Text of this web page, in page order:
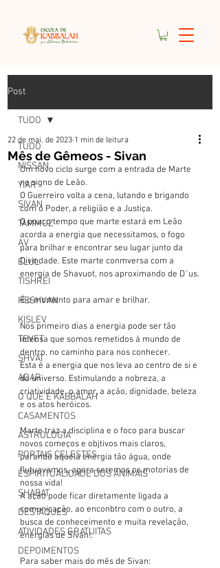
Post
TUDO
NISSAN
YIAR
SIVAN
TAMMUZ
AV
ELUL
TISHREI
HESHVAN
KISLEV
TEVET
SHVAT
ADAR
O QUE É KABBALAH
CASAMENTOS
ASTROLOGIA
PORTAIS CELESTES
ESPIRITUALIDADE DOS ANIMAIS
SHABAT
DESTAQUES
ATIVIDADES GRATUITAS
DEPOIMENTOS
TUDO
Mês de Gêmeos - Sivan
22 de mai. de 2023 1 min de leitura
Um novo ciclo surge com a entrada de Marte
no signo de Leão.
O Guerreiro volta a cena, lutando e brigando
com o Poder, a religião e a Justiça.
O pouco tempo que marte estará em Leão
acorda a energia que necessitamos, o fogo
para brilhar e encontrar seu lugar junto da
Divindade. Este marte conmversa com a
energia de Shavuot, nos aproximando de D´us.
É o momento para amar e brilhar.
Nos primeiro dias a energia pode ser tão
intensa que somos remetidos à mundo de
dentro, no caminho para nos conhecer.
Esta é a energia que nos leva ao centro de si e
do universo. Estimulando a nobreza, a
criatividade, o amor, a ação, dignidade, beleza
e os atos heróicos.
Marte traz a disciplina e o foco para buscar
novos começos e objtivos mais claros,
parando aquela energia tão água, onde
flutuavamos, agora seremos os motorias de
nossa vida!
A ação pode ficar diretamente ligada a
comunicação, ao enconbtro com o outro, a
busca de conheceimento e muita revelação,
energias de Sivan!.
Para saber mais do mês de Sivan: